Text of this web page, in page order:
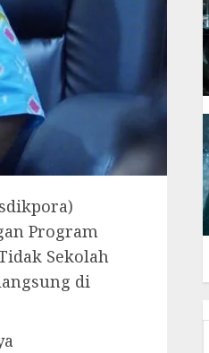
Program
Sekolah
di